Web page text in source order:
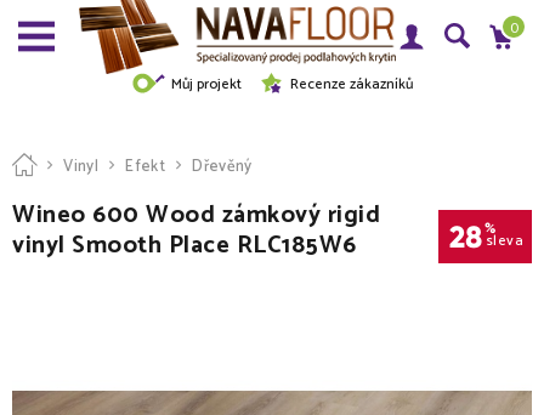
Můj projekt Recenze zákazníků
0
Vinyl Efekt Dřevěný
Wineo 600 Wood zámkový rigid
vinyl Smooth Place RLC185W6 28%
sleva